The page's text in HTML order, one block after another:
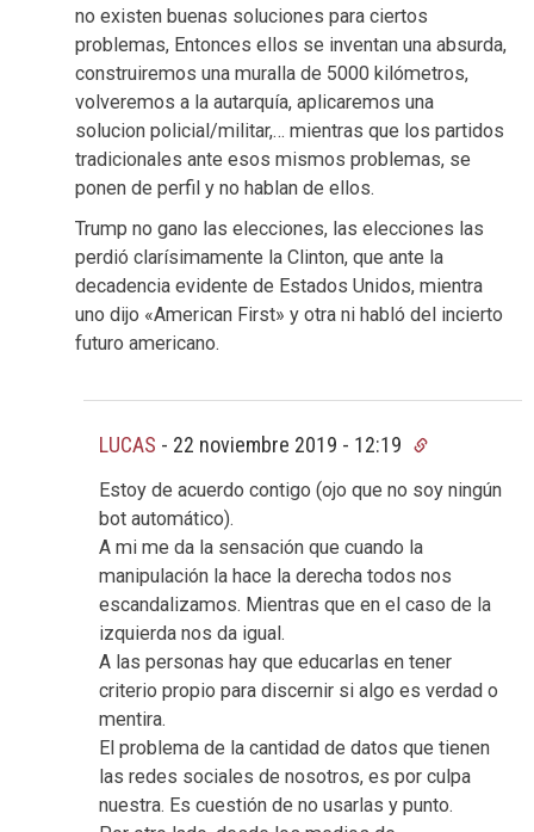
no existen buenas soluciones para ciertos
problemas, Entonces ellos se inventan una absurda,
construiremos una muralla de 5000 kilómetros,
volveremos a la autarquía, aplicaremos una
solucion policial/militar,… mientras que los partidos
tradicionales ante esos mismos problemas, se
ponen de perfil y no hablan de ellos.
Trump no gano las elecciones, las elecciones las
perdió clarísimamente la Clinton, que ante la
decadencia evidente de Estados Unidos, mientra
uno dijo «American First» y otra ni habló del incierto
futuro americano.
LUCAS - 22 noviembre 2019 - 12:19
Estoy de acuerdo contigo (ojo que no soy ningún
bot automático).
A mi me da la sensación que cuando la
manipulación la hace la derecha todos nos
escandalizamos. Mientras que en el caso de la
izquierda nos da igual.
A las personas hay que educarlas en tener
criterio propio para discernir si algo es verdad o
mentira.
El problema de la cantidad de datos que tienen
las redes sociales de nosotros, es por culpa
nuestra. Es cuestión de no usarlas y punto.